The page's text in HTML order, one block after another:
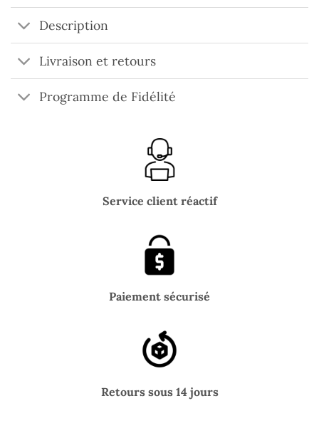
Description
Livraison et retours
Programme de Fidélité
Service client réactif
Paiement sécurisé
Retours sous 14 jours